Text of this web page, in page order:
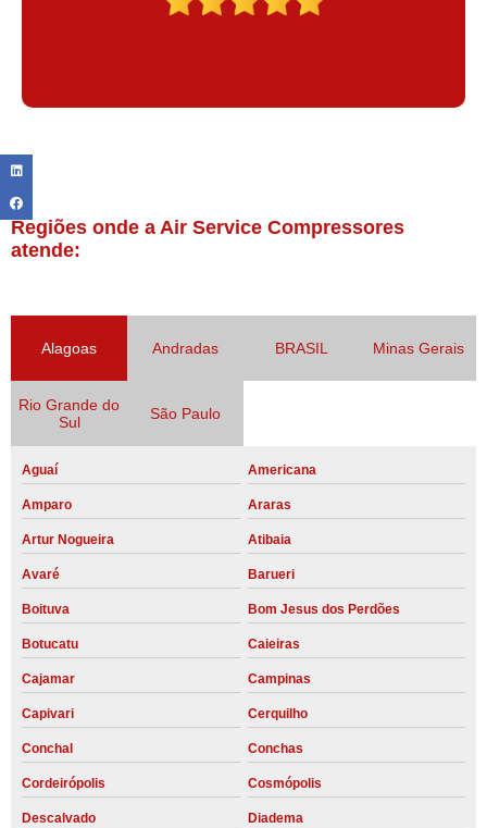
Regiões onde a Air Service Compressores
atende:
Alagoas Andradas BRASIL Minas Gerais
Rio Grande do
Sul
São Paulo
Aguaí Americana
Amparo Araras
Artur Nogueira Atibaia
Avaré Barueri
Boituva Bom Jesus dos Perdões
Botucatu Caieiras
Cajamar Campinas
Capivari Cerquilho
Conchal Conchas
Cordeirópolis Cosmópolis
Descalvado Diadema